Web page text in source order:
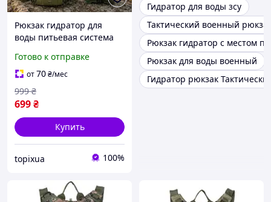
Рюкзак гидратор для
воды питьевая система
питьевой системой на 3
литра для туризма
Готово к отправке
от70₴/мес
699₴
999 ₴
Купить
topixua 100%
Гидратор для воды зсу
Тактический военный
Рюкзак гидратор с местом
Рюкзак для воды военный
Гидратор рюкзак